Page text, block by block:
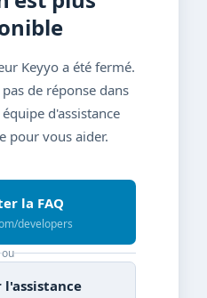
Keyyo a été fermé.
de réponse dans
d'assistance
pour vous aider.
la FAQ
developers
ou
l'assistance